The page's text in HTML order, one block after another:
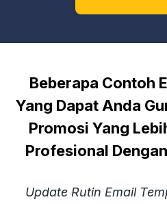
Beberapa Contoh
Yang Dapat Anda
Promosi Yang
Profesional
Update Rutin Email